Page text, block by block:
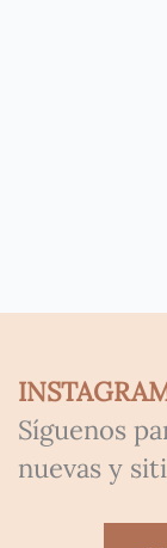
Síguenos
nuevas y